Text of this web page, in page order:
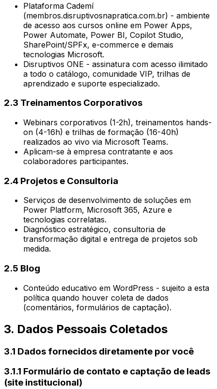
Plataforma Cademí
(membros.disruptivosnapratica.com.br) - ambiente
de acesso aos cursos online em Power Apps,
Power Automate, Power BI, Copilot Studio,
SharePoint/SPFx, e-commerce e demais
tecnologias Microsoft.
Disruptivos ONE - assinatura com acesso ilimitado
a todo o catálogo, comunidade VIP, trilhas de
aprendizado e suporte especializado.
2.3 Treinamentos Corporativos
Webinars corporativos (1-2h), treinamentos hands-
on (4-16h) e trilhas de formação (16-40h)
realizados ao vivo via Microsoft Teams.
Aplicam-se à empresa contratante e aos
colaboradores participantes.
2.4 Projetos e Consultoria
Serviços de desenvolvimento de soluções em
Power Platform, Microsoft 365, Azure e
tecnologias correlatas.
Diagnóstico estratégico, consultoria de
transformação digital e entrega de projetos sob
medida.
2.5 Blog
Conteúdo educativo em WordPress - sujeito a esta
política quando houver coleta de dados
(comentários, formulários de captação).
3. Dados Pessoais Coletados
3.1 Dados fornecidos diretamente por você
3.1.1 Formulário de contato e captação de leads
(site institucional)